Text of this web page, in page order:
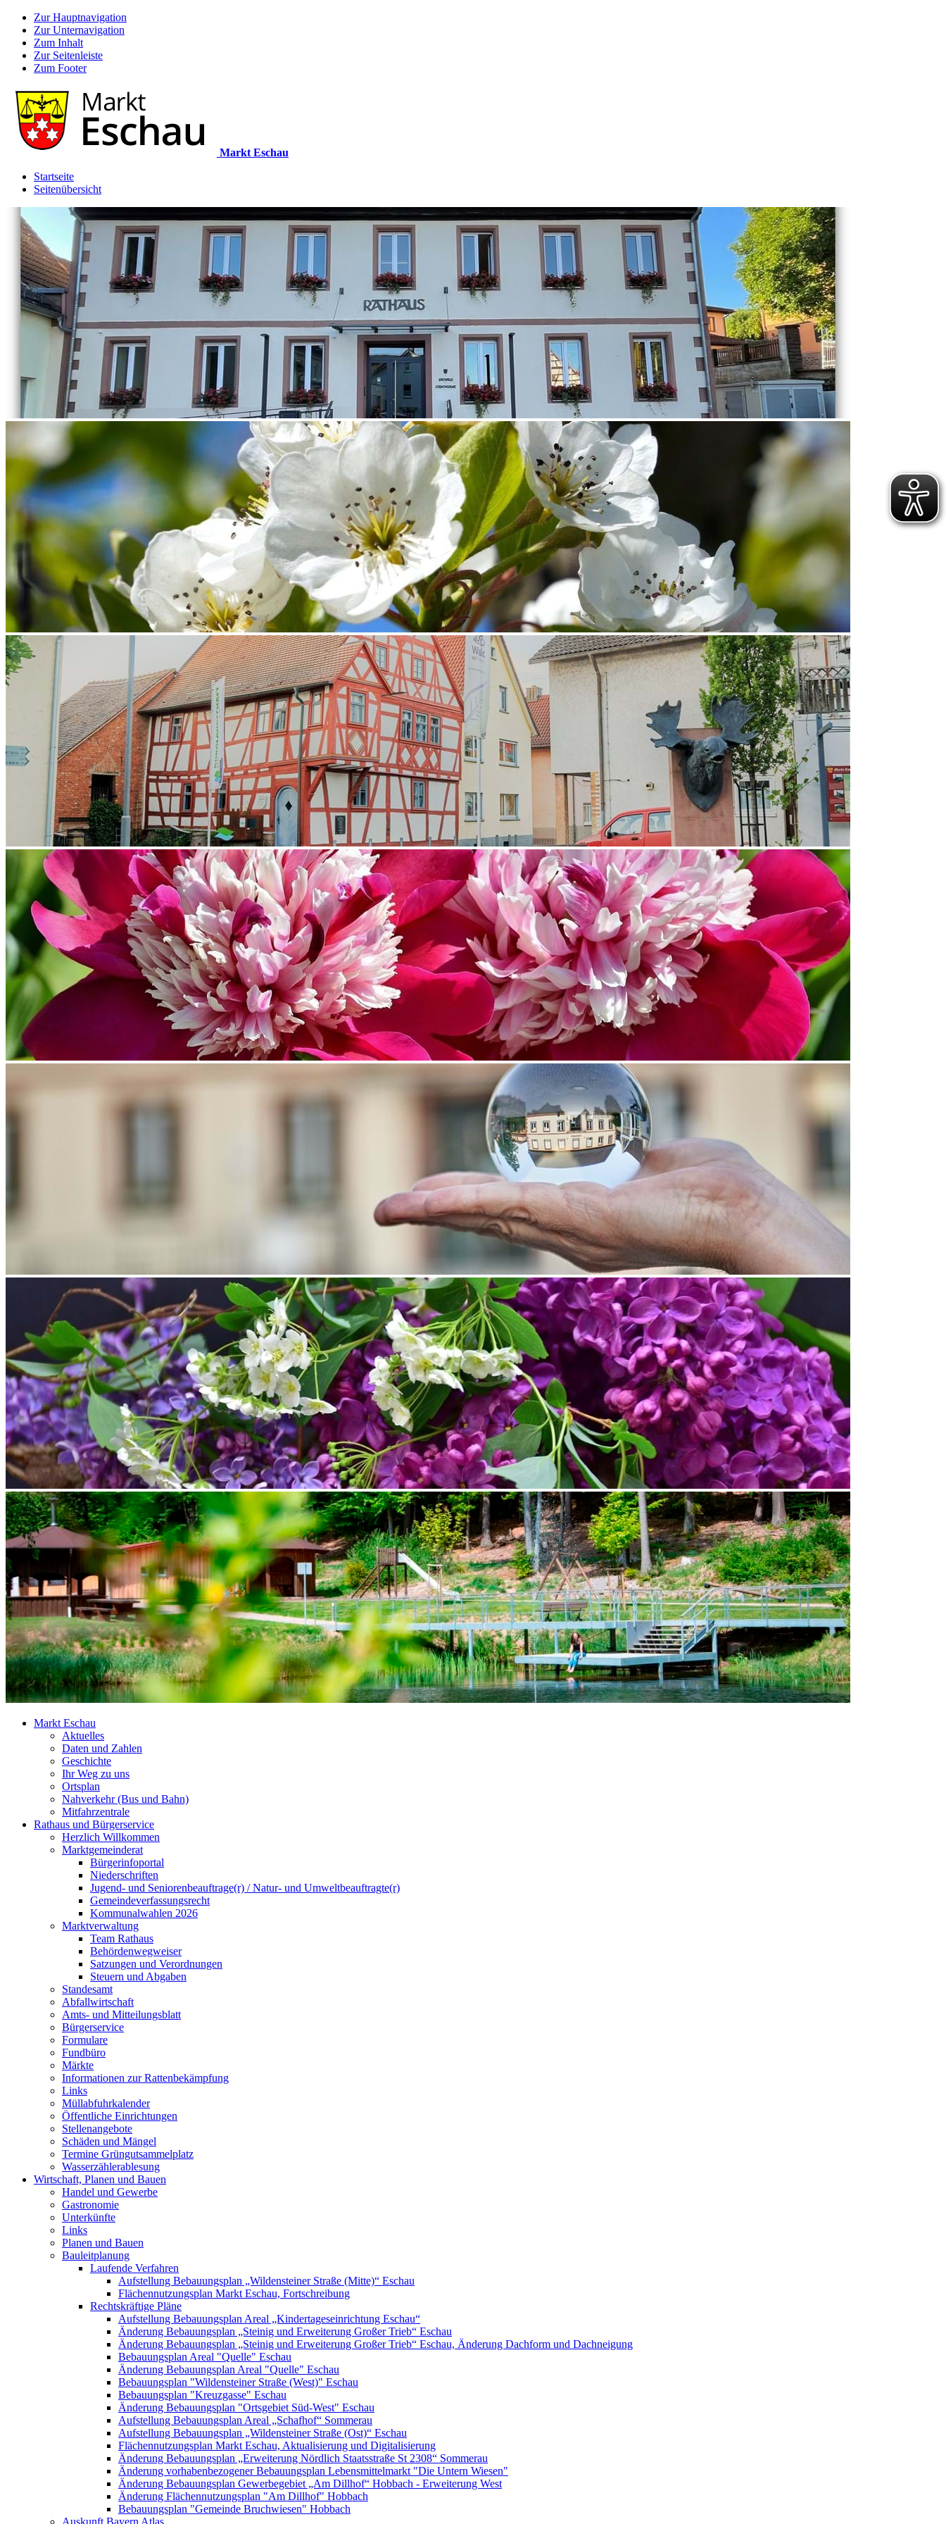
Zur Hauptnavigation
Zur Unternavigation
Zum Inhalt
Zur Seitenleiste
Zum Footer
Markt Eschau
Startseite
Seitenübersicht
Markt Eschau
Aktuelles
Daten und Zahlen
Geschichte
Ihr Weg zu uns
Ortsplan
Nahverkehr (Bus und Bahn)
Mitfahrzentrale
Rathaus und Bürgerservice
Herzlich Willkommen
Marktgemeinderat
Bürgerinfoportal
Niederschriften
Jugend- und Seniorenbeauftrage(r) / Natur- und Umweltbeauftragte(r)
Gemeindeverfassungsrecht
Kommunalwahlen 2026
Marktverwaltung
Team Rathaus
Behördenwegweiser
Satzungen und Verordnungen
Steuern und Abgaben
Standesamt
Abfallwirtschaft
Amts- und Mitteilungsblatt
Bürgerservice
Formulare
Fundbüro
Märkte
Informationen zur Rattenbekämpfung
Links
Müllabfuhrkalender
Öffentliche Einrichtungen
Stellenangebote
Schäden und Mängel
Termine Grüngutsammelplatz
Wasserzählerablesung
Wirtschaft, Planen und Bauen
Handel und Gewerbe
Gastronomie
Unterkünfte
Links
Planen und Bauen
Bauleitplanung
Laufende Verfahren
Aufstellung Bebauungsplan „Wildensteiner Straße (Mitte)“ Eschau
Flächennutzungsplan Markt Eschau, Fortschreibung
Rechtskräftige Pläne
Aufstellung Bebauungsplan Areal „Kindertageseinrichtung Eschau“
Änderung Bebauungsplan „Steinig und Erweiterung Großer Trieb“ Eschau
Änderung Bebauungsplan „Steinig und Erweiterung Großer Trieb“ Eschau, Änderung Dachform und Dachneigung
Bebauungsplan Areal "Quelle" Eschau
Änderung Bebauungsplan Areal "Quelle" Eschau
Bebauungsplan "Wildensteiner Straße (West)" Eschau
Bebauungsplan "Kreuzgasse" Eschau
Änderung Bebauungsplan "Ortsgebiet Süd-West" Eschau
Aufstellung Bebauungsplan Areal „Schafhof“ Sommerau
Aufstellung Bebauungsplan „Wildensteiner Straße (Ost)“ Eschau
Flächennutzungsplan Markt Eschau, Aktualisierung und Digitalisierung
Änderung Bebauungsplan „Erweiterung Nördlich Staatsstraße St 2308“ Sommerau
Änderung vorhabenbezogener Bebauungsplan Lebensmittelmarkt "Die Untern Wiesen"
Änderung Bebauungsplan Gewerbegebiet „Am Dillhof“ Hobbach - Erweiterung West
Änderung Flächennutzungsplan "Am Dillhof" Hobbach
Bebauungsplan "Gemeinde Bruchwiesen" Hobbach
Auskunft Bayern Atlas